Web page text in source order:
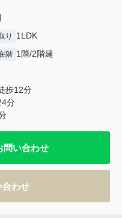
り 1LDK
階 1階/2階建
歩12分
分
問い合わせ
合わせ